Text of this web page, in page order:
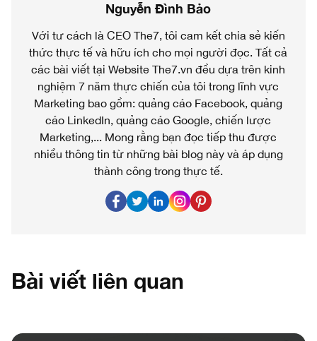
Nguyễn Đình Bảo
Với tư cách là CEO The7, tôi cam kết chia sẻ kiến
thức thực tế và hữu ích cho mọi người đọc. Tất cả
các bài viết tại Website The7.vn đều dựa trên kinh
nghiệm 7 năm thực chiến của tôi trong lĩnh vực
Marketing bao gồm: quảng cáo Facebook, quảng
cáo LinkedIn, quảng cáo Google, chiến lược
Marketing,... Mong rằng bạn đọc tiếp thu được
nhiều thông tin từ những bài blog này và áp dụng
thành công trong thực tế.
Bài viết liên quan